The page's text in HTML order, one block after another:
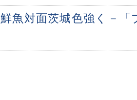
鮮魚対面茨城色強く－